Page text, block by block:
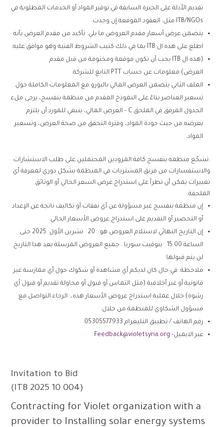
تقديم الأدلة على الخبرة السابقة في توفير المواد أو الخدمات المطلوبة في
ITB/NGOs مثل: العقود الموقعة إن وجدت.
يتضمن عرض أسعار مقدم العروض ما يلي: تأكيد من مقدم العرض بأنه
اطلع على هذه ال ITB بما في ذلك كتيب الشروط الفنية وهو موافق عليه.
(هذه ال ITB يجب أن تكون موقعة ومختومة من قبل مقدم
العرض).معلومات عن حساب PTT التابع للشركة.
الملف الثاني يتضمن العرض المالي باليورو مع المعلومات الكاملة حول
تسعير العناصر بناءً على النموذج المقدم من منظمة بنفسج، يرجى ملء
الجدول المرفق في الملحق C – العرض المالي، ينبغي للمورد أن يلتزم
بعرضه من حيث جودة المواد، وفترة التحقق من صحة العرض، وتسعير
المواد.
.تشجّع منظمه بنفسج كافة المزودين المحتملين على طلب الاستشارات
والاستفسارات من فريق المشتريات في المنظمة بشكل دوري لمعرفة أي
تغييرات يمكن أن تطرأ على استدراج عرض السعر الحالي أو الوثائق
الملحقة.
إن منظمة بنفسج غير مسؤولة عن أي نفقات أو تكاليف ناتجة عن الإعداد
أو التحضير أو التقديم على استدراج عروض الأسعار الحالي.
إن التاريخ النهائي لاستلام العروض هو 20 تشرين الأول 2025 حتى
الساعة 15:00 بتوقيت سوريا . جميع العروض المرسلة بعد هذا التاريخ
لن يتم قبولها
ملاحظة: في حال كان لديكم أي مشاهدة أو شكوك حول أي ممارسة غير
قانونية أو غير أخلاقية (مثل التماس أو قبول أو محاولة تقديم أو قبول أي
رشوة) خلال عملية استدراج عروض الأسعار هذه،: الرجاء التواصل مع
مسؤول الشكاوي للمنظمة من خلال:
رقم الهاتف / تطبيق التليغرام 05305577933
عبر الايميل- Feedback@violetsyria.org
Invitation to Bid
(ITB 2025 10 004)
Contracting for Violet organization with a
provider to Installing solar energy systems